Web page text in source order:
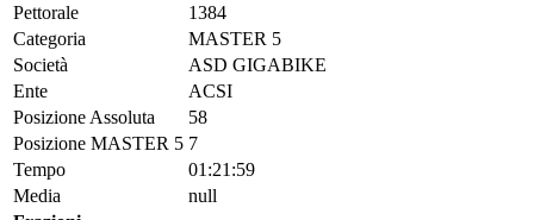
Pettorale
1384
Categoria
MASTER 5
Società
ASD GIGABIKE
Ente
ACSI
Posizione Assoluta
58
Posizione MASTER 5 7
Tempo
01:21:59
Media
null